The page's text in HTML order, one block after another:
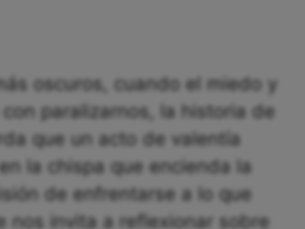
oscuros, cuando el miedo y
paralizarnos, la historia de
que un acto de valentía
la chispa que encienda la
de enfrentarse a lo que
nos invita a reflexionar sobre